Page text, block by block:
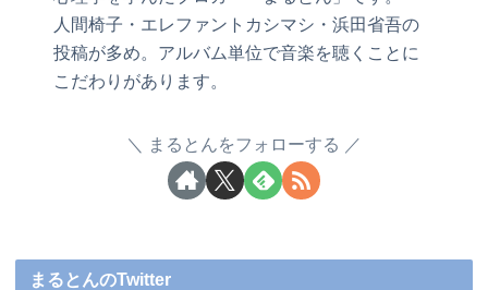
人間椅子・エレファントカシマシ・浜田省吾の
投稿が多め。アルバム単位で音楽を聴くことに
こだわりがあります。
まるとんをフォローする
まるとんのTwitter